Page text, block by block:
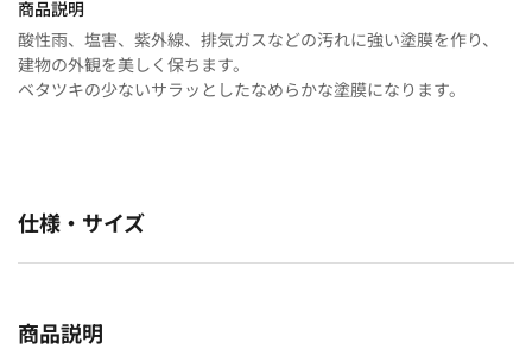
商品説明
酸性雨、塩害、紫外線、排気ガスなどの汚れに強い塗膜を作り、
建物の外観を美しく保ちます。
ベタツキの少ないサラッとしたなめらかな塗膜になります。
仕様・サイズ
商品説明